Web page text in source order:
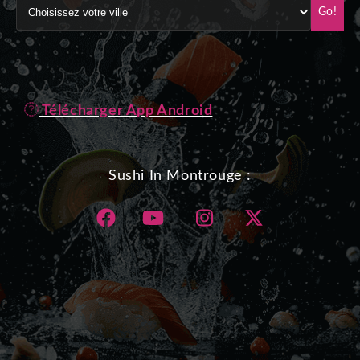
Go!
Télécharger App Android
Sushi In Montrouge :